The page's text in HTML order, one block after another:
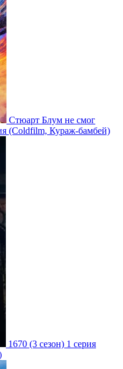
Стюарт Блум не смог
(Coldfilm, Кураж-бамбей)
1670 (3 сезон) 1 серия